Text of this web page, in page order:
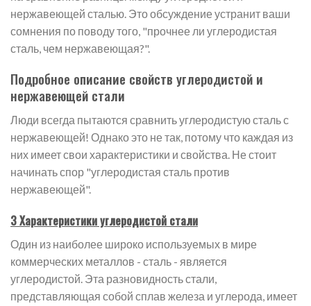
нержавеющей сталью. Это обсуждение устранит ваши
сомнения по поводу того, "прочнее ли углеродистая
сталь, чем нержавеющая?".
Подробное описание свойств углеродистой и
нержавеющей стали
Люди всегда пытаются сравнить углеродистую сталь с
нержавеющей! Однако это не так, потому что каждая из
них имеет свои характеристики и свойства. Не стоит
начинать спор "углеродистая сталь против
нержавеющей".
3 Характеристики углеродистой стали
Один из наиболее широко используемых в мире
коммерческих металлов - сталь - является
углеродистой. Эта разновидность стали,
представляющая собой сплав железа и углерода, имеет